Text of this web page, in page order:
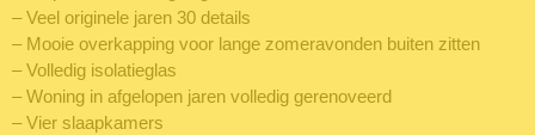
– Veel originele jaren 30 details
– Mooie overkapping voor lange zomeravonden buiten zitten
– Volledig isolatieglas
– Woning in afgelopen jaren volledig gerenoveerd
– Vier slaapkamers